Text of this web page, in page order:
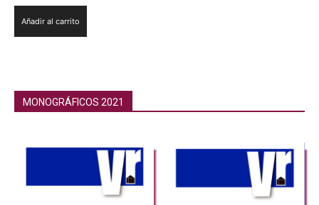
Añadir al carrito
MONOGRÁFICOS 2021